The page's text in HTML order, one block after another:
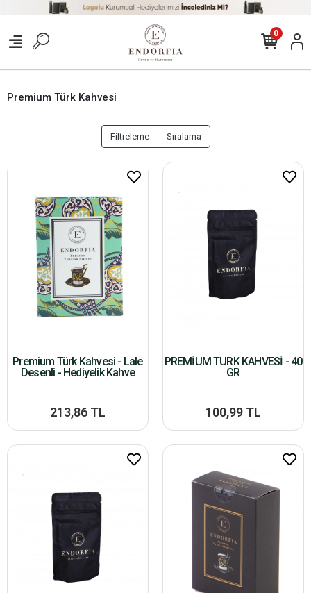
0
Premium Türk Kahvesi
Filtreleme Sıralama
Premium Türk Kahvesi - Lale
Desenli - Hediyelik Kahve
213,86 TL
PREMİUM TÜRK KAHVESİ - 40
GR
100,99 TL